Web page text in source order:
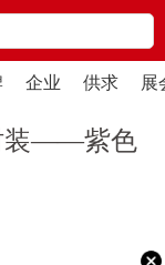
企业 供求 展
装——紫色